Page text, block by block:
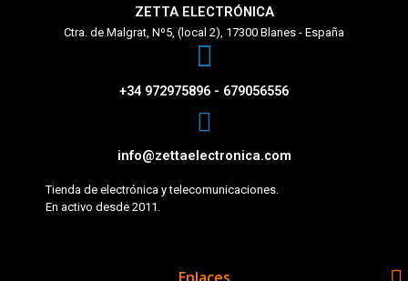
ZETTA ELECTRÓNICA
Ctra. de Malgrat, Nº5, (local 2), 17300 Blanes - España
+34 972975896 - 679056556
info@zettaelectronica.com
Tienda de electrónica y telecomunicaciones.
En activo desde 2011.